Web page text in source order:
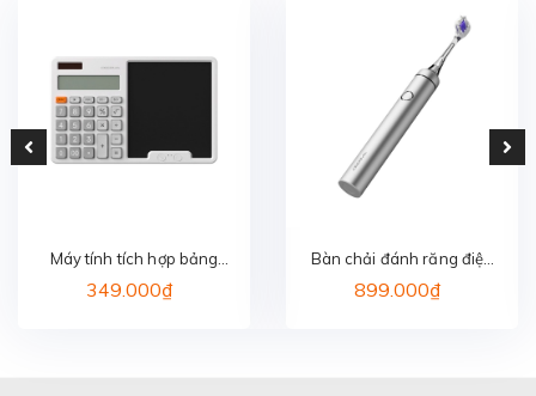
Máy tính tích hợp bảng
viết DEERMA JX01
349.000₫
Bàn chải đánh răng điện
DEERMA YS01
899.000₫